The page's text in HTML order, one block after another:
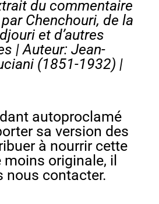
du commentaire
Chenchouri, de la
et d’autres
| Auteur: Jean-
(1851-1932) |
autoproclamé
sa version des
à nourrir cette
originale, il
nous contacter.